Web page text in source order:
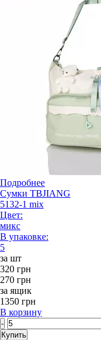
Подробнее
Сумки TBJIANG
5132-1 mix
Цвет:
микс
В упаковке:
5
за шт
320 грн
270 грн
за ящик
1350 грн
В корзину
-
Купить